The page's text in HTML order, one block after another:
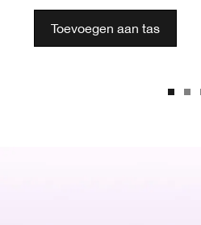
Toevoegen aan tas